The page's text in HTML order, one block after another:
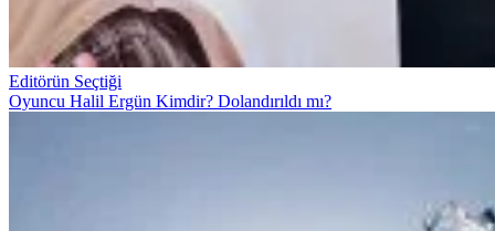
Editörün Seçtiği
Oyuncu Halil Ergün Kimdir? Dolandırıldı mı?